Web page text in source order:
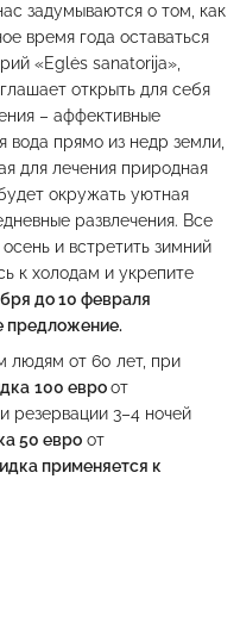
задумываются о том, как
время года оставаться
«Eglės sanatorija»,
открыть для себя
– аффективные
вода прямо из недр земли,
для лечения природная
окружать уютная
развлечения. Все
и встретить зимний
к холодам и укрепите
до 10 февраля
предложение.
людям от 60 лет, при
100 евроот
резервации 3–4 ночей
50 евро от
применяется к